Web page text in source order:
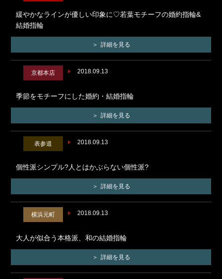
緩やかなラインが優しい印象に♡若葉モチーフの婚約指輪&
結婚指輪
詳細を見る
2018.09.13
京都本店
季節をモチーフにした婚約・結婚指輪
詳細を見る
2018.09.13
表参道
個性派シンプル?人とはかぶらない個性派?
詳細を見る
2018.09.13
横浜元町
大人が似合う本格派、和の結婚指輪
詳細を見る